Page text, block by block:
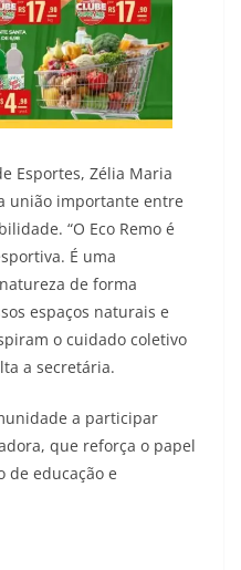
Esportes, Zélia Maria
união importante entre
“O Eco Remo é
É uma
de forma
espaços naturais e
o cuidado coletivo
a secretária.
a participar
que reforça o papel
de educação e